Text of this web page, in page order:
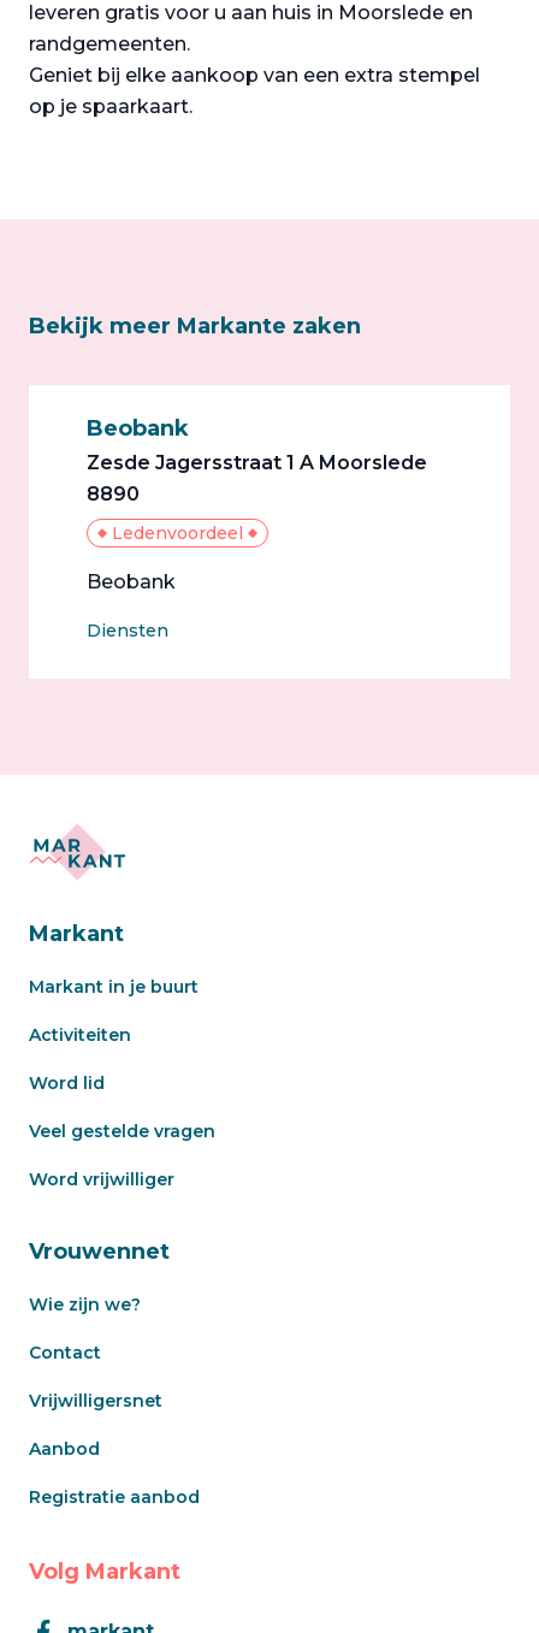
leveren gratis voor u aan huis in Moorslede en
randgemeenten.
Geniet bij elke aankoop van een extra stempel
op je spaarkaart.
Bekijk meer Markante zaken
Beobank
Zesde Jagersstraat 1 A Moorslede
8890
Ledenvoordeel
Beobank
Diensten
Markant
Markant in je buurt
Activiteiten
Word lid
Veel gestelde vragen
Word vrijwilliger
Vrouwennet
Wie zijn we?
Contact
Vrijwilligersnet
Aanbod
Registratie aanbod
Volg Markant